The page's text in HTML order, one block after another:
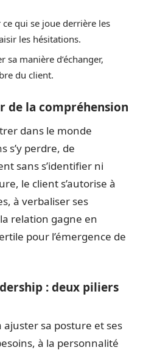
ce qui se joue derrière les
les hésitations.
sa manière d’échanger,
du client.
de la compréhension
dans le monde
s’y perdre, de
sans s’identifier ni
le client s’autorise à
à verbaliser ses
relation gagne en
pour l’émergence de
: deux piliers
ajuster sa posture et ses
à la personnalité